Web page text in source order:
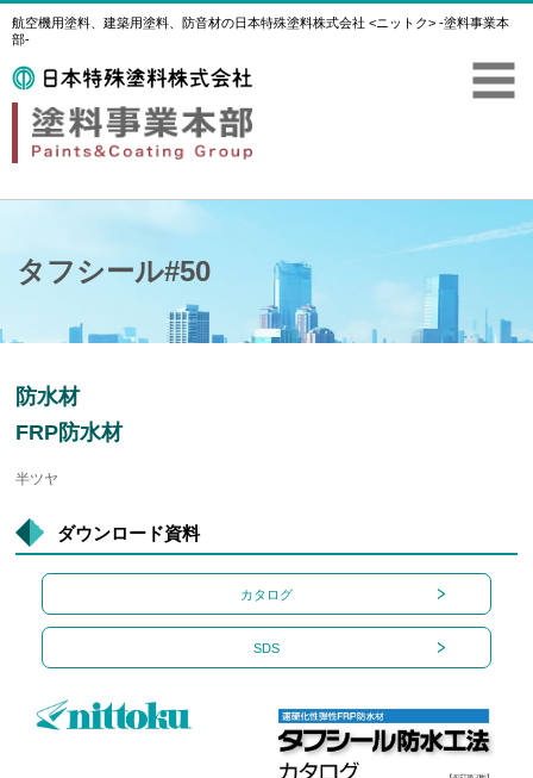
航空機用塗料、建築用塗料、防音材の日本特殊塗料株式会社 <ニットク> -塗料事業本
部-
タフシール#50
防水材
FRP防水材
半ツヤ
ダウンロード資料
カタログ
SDS